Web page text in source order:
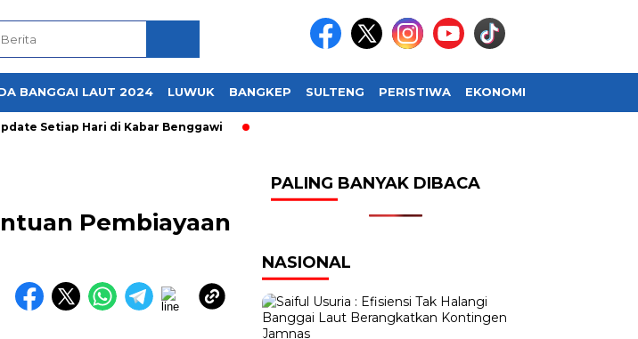
BANGGAI LAUT 2024 LUWUK BANGKEP SULTENG PERISTIWA EKONOMI
Setiap Hari di Kabar Benggawi
Pembiayaan
PALING BANYAK DIBACA
NASIONAL